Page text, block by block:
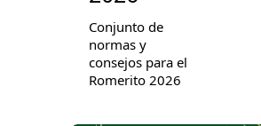
Conjunto de
normas y
consejos para el
Romerito 2026